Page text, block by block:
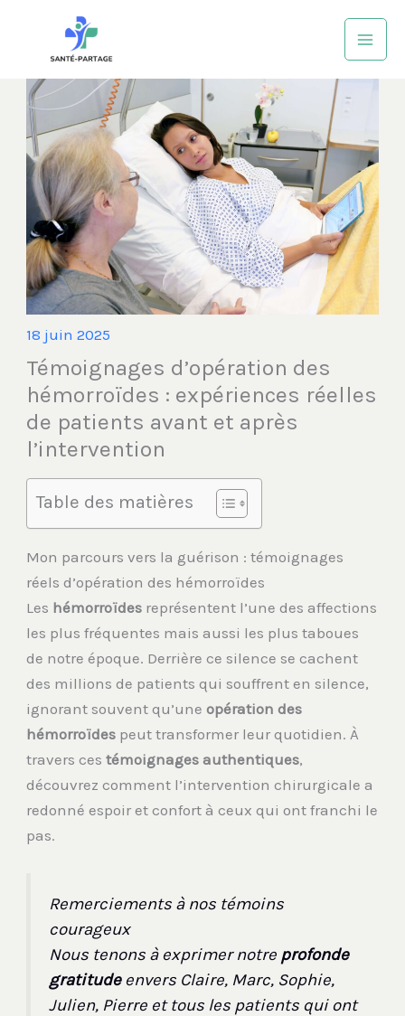
contenu
18 juin 2025
Témoignages d’opération des
hémorroïdes : expériences réelles
de patients avant et après
l’intervention
Table des matières
Mon parcours vers la guérison : témoignages
réels d’opération des hémorroïdes
Les hémorroïdes représentent l’une des affections
les plus fréquentes mais aussi les plus taboues
de notre époque. Derrière ce silence se cachent
des millions de patients qui souffrent en silence,
ignorant souvent qu’uneopération des
hémorroïdes peut transformer leur quotidien. À
travers cestémoignages authentiques,
découvrez comment l’intervention chirurgicale a
redonné espoir et confort à ceux qui ont franchi le
pas.
Remerciements à nos témoins
courageux
Nous tenons à exprimer notre profonde
gratitudeenvers Claire, Marc, Sophie,
Julien, Pierre et tous les patients qui ont